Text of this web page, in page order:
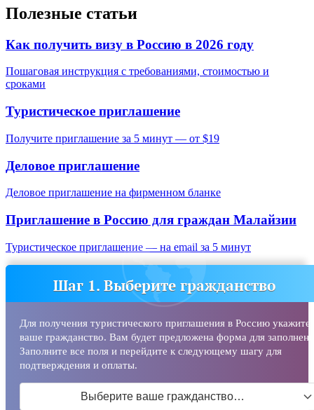
Полезные статьи
Как получить визу в Россию в 2026 году
Пошаговая инструкция с требованиями, стоимостью и
сроками
Туристическое приглашение
Получите приглашение за 5 минут — от $19
Деловое приглашение
Деловое приглашение на фирменном бланке
Приглашение в Россию для граждан Малайзии
Туристическое приглашение — на email за 5 минут
Шаг 1. Выберите гражданство
Для получения туристического приглашения в Россию укажите
ваше гражданство. Вам будет предложена форма для
Заполните все поля и перейдите к следующему шагу для
подтверждения и оплаты.
Выберите ваше гражданство…